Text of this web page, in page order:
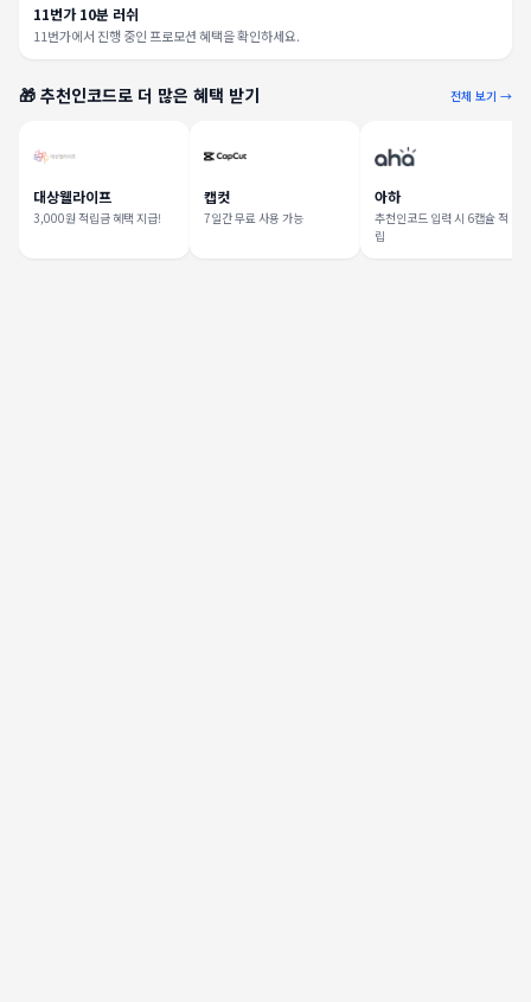
11번가 10분 러쉬
11번가에서 진행 중인 프로모션 혜택을 확인하세요.
🎁 추천인코드로 더 많은 혜택 받기 전체 보기 →
대상웰라이프
3,000원 적립금 혜택 지급!
캡컷
7일간 무료 사용 가능
아하
추천인코드 입력 시 6캡슐 적
립